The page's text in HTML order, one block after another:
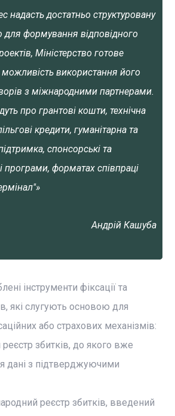
надасть достатньо структуровану
для формування відповідного
Міністерство готове
можливість використання його
з міжнародними партнерами.
про грантові кошти, технічна
кредити, гуманітарна та
спонсорські та
програми, форматах співпраці
Андрій Кашуба
інструменти фіксації та
які слугують основою для
або страхових механізмів:
реєстр збитків, до якого вже
дані з підтверджуючими
реєстр збитків, введений